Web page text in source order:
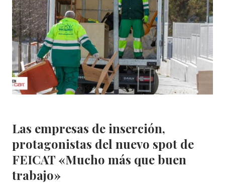
EL
RETO
CRECIENTE
DE
LOS
RESIDUOS
VOLUMINOSOS
Las empresas de inserción,
protagonistas del nuevo spot de
FEICAT «Mucho más que buen
trabajo»